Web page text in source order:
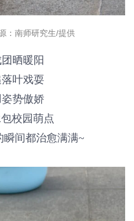
：南师研究生/提供
晒暖阳
叶戏耍
姿势傲娇
校园萌点
间都治愈满满~